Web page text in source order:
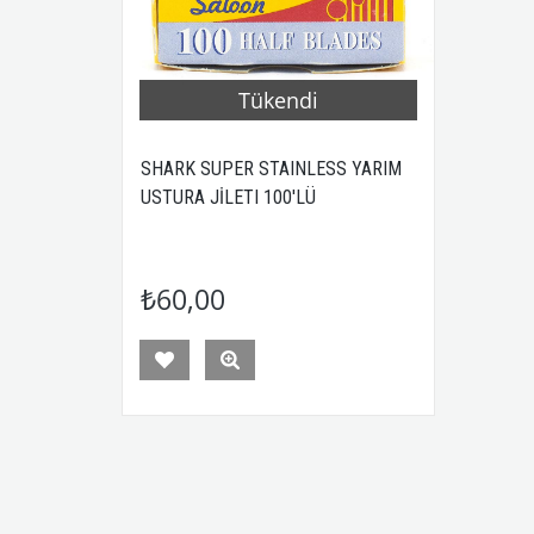
Tükendi
SHARK SUPER STAINLESS YARIM
USTURA JİLETI 100'LÜ
₺60,00